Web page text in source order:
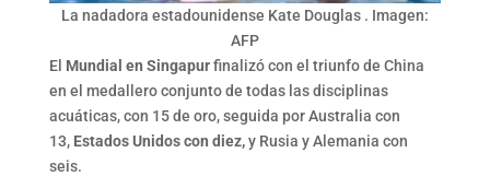
La nadadora estadounidense Kate Douglas . Imagen:
AFP
El Mundial en Singapurfinalizó con el triunfo de China
en el medallero conjunto de todas las disciplinas
acuáticas, con 15 de oro, seguida por Australia con
13, Estados Unidos con diez,y Rusia y Alemania con
seis.